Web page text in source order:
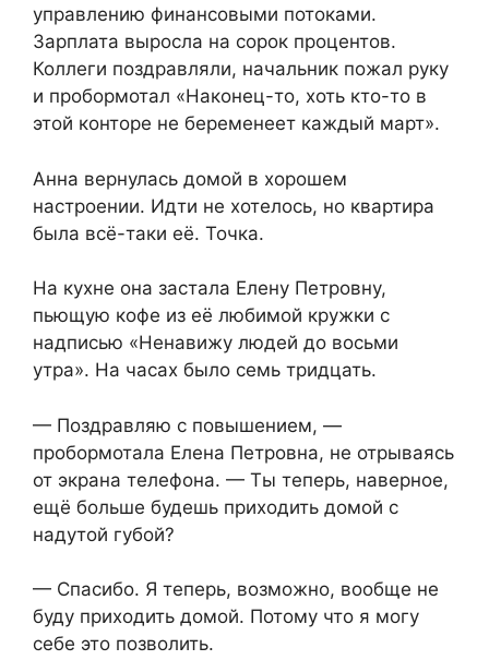
управлению финансовыми потоками.
Зарплата выросла на сорок процентов.
Коллеги поздравляли, начальник пожал руку
и пробормотал «Наконец-то, хоть кто-то в
этой конторе не беременеет каждый март».
Анна вернулась домой в хорошем
настроении. Идти не хотелось, но квартира
была всё-таки её. Точка.
На кухне она застала Елену Петровну,
пьющую кофе из её любимой кружки с
надписью «Ненавижу людей до восьми
утра». На часах было семь тридцать.
— Поздравляю с повышением, —
пробормотала Елена Петровна, не отрываясь
от экрана телефона. — Ты теперь, наверное,
ещё больше будешь приходить домой с
надутой губой?
— Спасибо. Я теперь, возможно, вообще не
буду приходить домой. Потому что я могу
себе это позволить.